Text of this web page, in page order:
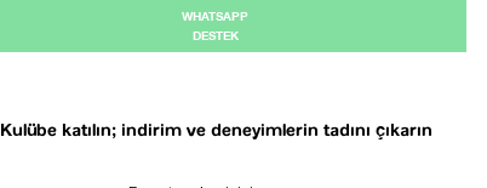
WHATSAPP
DESTEK
Kulübe katılın; indirim ve deneyimlerin tadını çıkarın